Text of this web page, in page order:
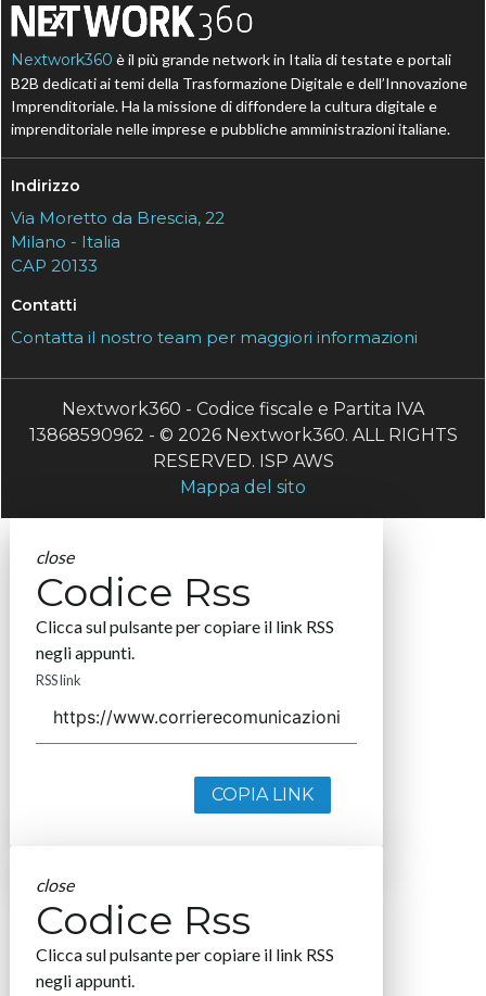
Nextwork360 è il più grande network in Italia di testate e portali
B2B dedicati ai temi della Trasformazione Digitale e dell’Innovazione
Imprenditoriale. Ha la missione di diffondere la cultura digitale e
imprenditoriale nelle imprese e pubbliche amministrazioni italiane.
Indirizzo
Via Moretto da Brescia, 22
Milano - Italia
CAP 20133
Contatti
Contatta il nostro team per maggiori informazioni
Nextwork360 - Codice fiscale e Partita IVA
13868590962 - © 2026 Nextwork360. ALL RIGHTS
RESERVED. ISP AWS
Mappa del sito
close
Codice Rss
Clicca sul pulsante per copiare il link RSS
negli appunti.
RSS link
COPIA LINK
close
Codice Rss
Clicca sul pulsante per copiare il link RSS
negli appunti.